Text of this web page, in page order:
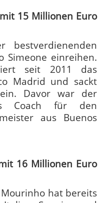
15 Millionen Euro
Simeone einreihen.
seit 2011 das
Madrid und sackt
Davor war der
Coach für den
aus Buenos
16 Millionen Euro
Mourinho hat bereits